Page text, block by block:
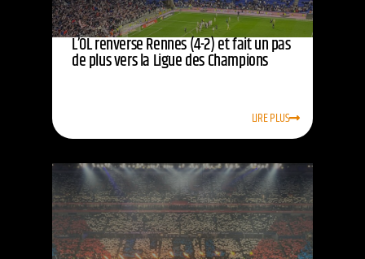
L’OL renverse Rennes (4-2) et fait un pas
de plus vers la Ligue des Champions
LIRE PLUS